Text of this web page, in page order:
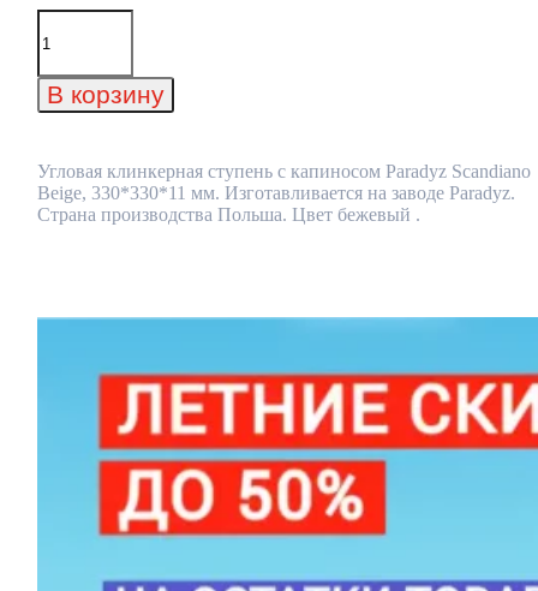
Количество
товара
клинкерная
ступень
Paradyz
Scandiano
Beige,
В корзину
Угловая клинкерная ступень с капиносом Paradyz Scandiano
Beige, 330*330*11 мм. Изготавливается на заводе Paradyz.
Страна производства Польша. Цвет бежевый .